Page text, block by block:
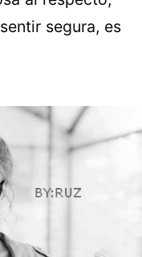
segura, es